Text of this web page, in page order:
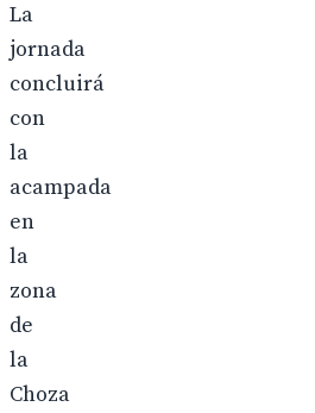
La
jornada
concluirá
con
la
acampada
en
la
zona
de
la
Choza